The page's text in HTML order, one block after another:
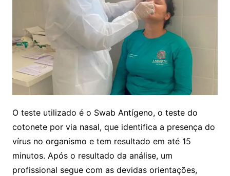
O teste utilizado é o Swab Antígeno, o teste do
cotonete por via nasal, que identifica a presença do
vírus no organismo e tem resultado em até 15
minutos. Após o resultado da análise, um
profissional segue com as devidas orientações,